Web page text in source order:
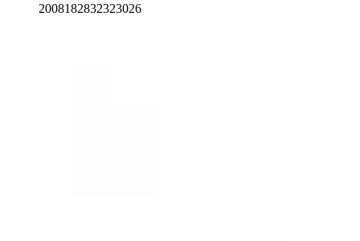
2008182832323026